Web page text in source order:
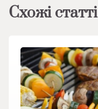
Схожі статті